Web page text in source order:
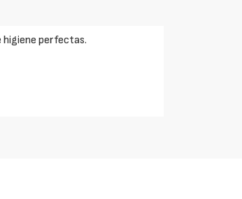
higiene perfectas.